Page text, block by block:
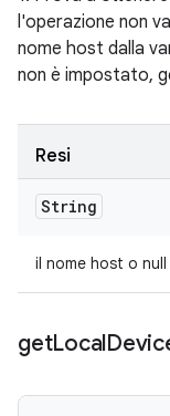
l'operazione non
nome host dalla
non è impostato,
Resi
String
il nome host o
getLocal